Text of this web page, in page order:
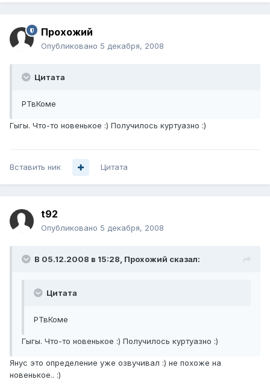
Прохожий
Опубликовано 5 декабря, 2008
Цитата
РТвКоме
Гыгы. Что-то новенькое :) Получилось куртуазно :)
Вставить ник Цитата
t92
Опубликовано 5 декабря, 2008
В 05.12.2008 в 15:28, Прохожий сказал:
Цитата
РТвКоме
Гыгы. Что-то новенькое :) Получилось куртуазно :)
Янус это определение уже озвучивал :) не похоже на
новенькое.. :)